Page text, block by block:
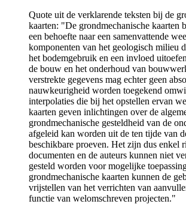
Quote uit de verklarende teksten bij de
kaarten: "De grondmechanische kaarten
een behoefte naar een samenvattende
komponenten van het geologisch milieu
het bodemgebruik en een invloed
de bouw en het onderhoud van
verstrekte gegevens mag echter geen
nauwkeurigheid worden toegekend
interpolaties die bij het opstellen ervan
kaarten geven inlichtingen over de
grondmechanische gesteldheid van de
afgeleid kan worden uit de ten tijde van
beschikbare proeven. Het zijn dus enkel
documenten en de auteurs kunnen niet
gesteld worden voor mogelijke
grondmechanische kaarten kunnen de
vrijstellen van het verrichten van
functie van welomschreven projecten."